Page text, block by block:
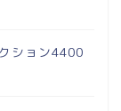
ション4400